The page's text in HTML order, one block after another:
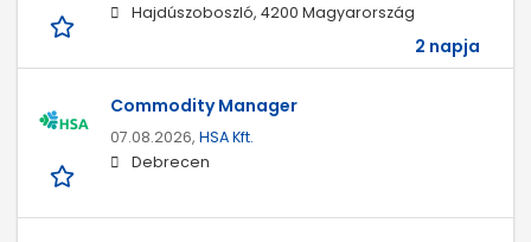
Hajdúszoboszló, 4200 Magyarország
2 napja
Commodity Manager
07.08.2026, HSA Kft.
Debrecen